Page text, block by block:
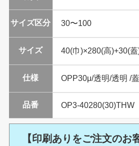
サイズ区分
サイズ
仕様
品番
【印刷ありをご注文のお